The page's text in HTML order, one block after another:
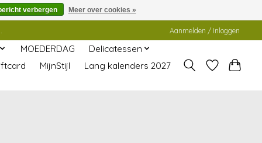
Aanmelden / Inloggen
MOEDERDAG
Delicatessen
MijnStijl
Lang kalenders 2027
verbergen Meer over cookies »